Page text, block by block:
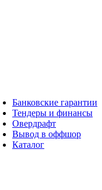
Банковские гарантии
Тендеры и финансы
Овердрафт
Вывод в оффшор
Каталог